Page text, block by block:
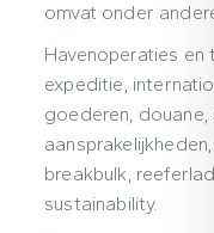
omvat onder
Havenoperaties en
expeditie,
goederen, douane,
breakbulk,
sustainability.